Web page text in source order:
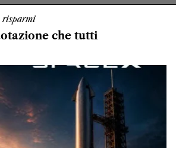
risparmi
che tutti